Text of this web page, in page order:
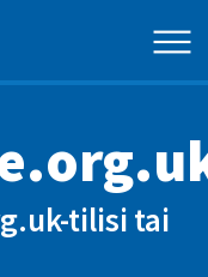
tilisi tai